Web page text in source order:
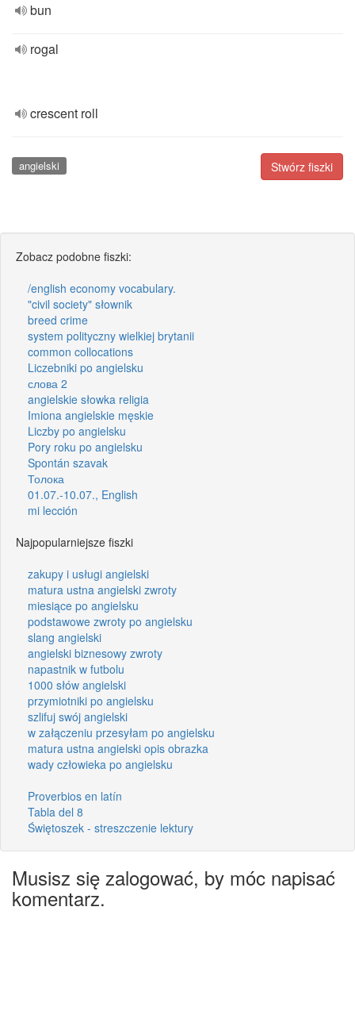
bun
rogal
crescent roll
Stwórz fiszki
angielski
Zobacz podobne fiszki:
/english economy vocabulary.
"civil society" słownik
breed crime
system polityczny wielkiej brytanii
common collocations
Liczebniki po angielsku
слова 2
angielskie słowka religia
Imiona angielskie męskie
Liczby po angielsku
Pory roku po angielsku
Spontán szavak
Толока
01.07.-10.07., English
mi lección
Najpopularniejsze fiszki
zakupy i usługi angielski
matura ustna angielski zwroty
miesiące po angielsku
podstawowe zwroty po angielsku
slang angielski
angielski biznesowy zwroty
napastnik w futbolu
1000 słów angielski
przymiotniki po angielsku
szlifuj swój angielski
w załączeniu przesyłam po angielsku
matura ustna angielski opis obrazka
wady człowieka po angielsku
Proverbios en latín
Tabla del 8
Świętoszek - streszczenie lektury
Musisz się zalogować, by móc napisać
komentarz.